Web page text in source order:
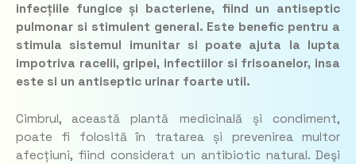
infecțiile fungice și bacteriene, fiind un antiseptic
pulmonar si stimulent general. Este benefic pentru a
stimula sistemul imunitar si poate ajuta la lupta
impotriva racelii, gripei, infectiilor si frisoanelor, insa
este si un antiseptic urinar foarte util.
Cimbrul, această plantă medicinală și condiment,
poate fi folosită în tratarea și prevenirea multor
afecțiuni, fiind considerat un antibiotic natural. Deşi